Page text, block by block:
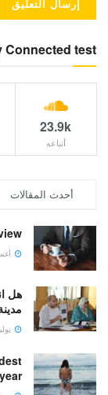
Connected test
23.9k
أتباعه
أحدث المقالات
هل
يوليو 10,